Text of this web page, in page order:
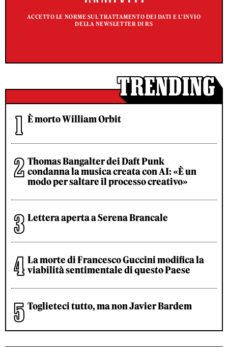
ACCETTO LE NORME SUL TRATTAMENTO DEI DATI E L'INVIO
DELLA NEWSLETTER DI RS
È morto William Orbit
Thomas Bangalter dei Daft Punk
condanna la musica creata con AI: «È un
modo per saltare il processo creativo»
Lettera aperta a Serena Brancale
La morte di Francesco Guccini modifica la
viabilità sentimentale di questo Paese
Toglieteci tutto, ma non Javier Bardem